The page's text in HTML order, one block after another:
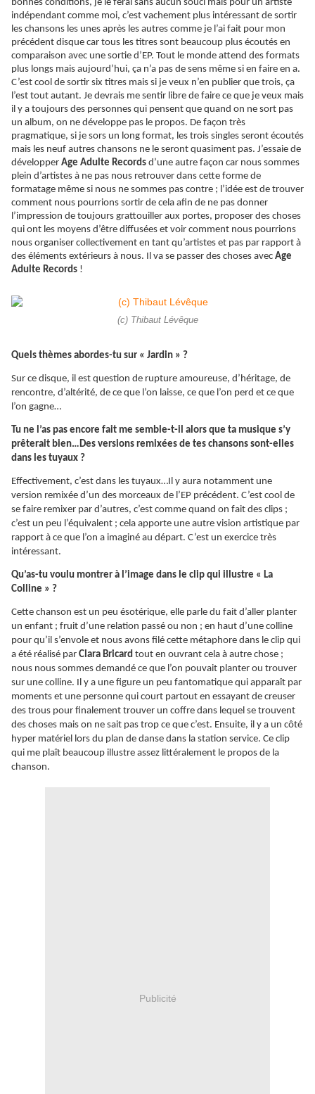
bonnes conditions, je le ferai sans aucun souci mais pour un artiste
indépendant comme moi, c’est vachement plus intéressant de sortir
les chansons les unes après les autres comme je l’ai fait pour mon
précédent disque car tous les titres sont beaucoup plus écoutés en
comparaison avec une sortie d’EP. Tout le monde attend des formats
plus longs mais aujourd’hui, ça n’a pas de sens même si en faire en a.
C’est cool de sortir six titres mais si je veux n’en publier que trois, ça
l’est tout autant. Je devrais me sentir libre de faire ce que je veux mais
il y a toujours des personnes qui pensent que quand on ne sort pas
un album, on ne développe pas le propos. De façon très
pragmatique, si je sors un long format, les trois singles seront écoutés
mais les neuf autres chansons ne le seront quasiment pas. J’essaie de
développer Age Adulte Records d’une autre façon car nous sommes
plein d’artistes à ne pas nous retrouver dans cette forme de
formatage même si nous ne sommes pas contre ; l’idée est de trouver
comment nous pourrions sortir de cela afin de ne pas donner
l’impression de toujours grattouiller aux portes, proposer des choses
qui ont les moyens d’être diffusées et voir comment nous pourrions
nous organiser collectivement en tant qu’artistes et pas par rapport à
des éléments extérieurs à nous. Il va se passer des choses avec Age
Adulte Records !
(c) Thibaut Lévêque
Quels thèmes abordes-tu sur « Jardin » ?
Sur ce disque, il est question de rupture amoureuse, d’héritage, de
rencontre, d’altérité, de ce que l’on laisse, ce que l’on perd et ce que
l’on gagne…
Tu ne l’as pas encore fait me semble-t-il alors que ta musique s’y
prêterait bien…Des versions remixées de tes chansons sont-elles
dans les tuyaux ?
Effectivement, c’est dans les tuyaux…Il y aura notamment une
version remixée d’un des morceaux de l’EP précédent. C’est cool de
se faire remixer par d’autres, c’est comme quand on fait des clips ;
c’est un peu l’équivalent ; cela apporte une autre vision artistique par
rapport à ce que l’on a imaginé au départ. C’est un exercice très
intéressant.
Qu’as-tu voulu montrer à l’image dans le clip qui illustre « La
Colline » ?
Cette chanson est un peu ésotérique, elle parle du fait d’aller planter
un enfant ; fruit d’une relation passé ou non ; en haut d’une colline
pour qu’il s’envole et nous avons filé cette métaphore dans le clip qui
a été réalisé par Clara Bricard tout en ouvrant cela à autre chose ;
nous nous sommes demandé ce que l’on pouvait planter ou trouver
sur une colline. Il y a une figure un peu fantomatique qui apparaît par
moments et une personne qui court partout en essayant de creuser
des trous pour finalement trouver un coffre dans lequel se trouvent
des choses mais on ne sait pas trop ce que c’est. Ensuite, il y a un côté
hyper matériel lors du plan de danse dans la station service. Ce clip
qui me plaît beaucoup illustre assez littéralement le propos de la
chanson.
Publicité